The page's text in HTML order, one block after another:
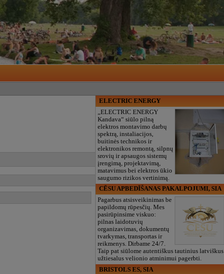
ELECTRIC ENERGY
„ELECTRIC ENERGY
Kandava“ siūlo pilną
elektros montavimo darbų
spektrą, instaliacijos,
buitinės technikos ir
elektronikos remontą, silpnų
srovių ir apsaugos sistemų
įrengimą, projektavimą,
matavimus bei elektros ūkio
saugumo rizikos vertinimą.
CĒSU APBEDĪŠANAS PAKALPOJUMI, SIA
Pagarbus atsisveikinimas be
papildomų rūpesčių. Mes
pasirūpinsime viskuo:
pilnas laidotuvių
organizavimas, dokumentų
tvarkymas, transportas ir
reikmenys. Dirbame 24/7.
Taip pat siūlome autentiškus tautinius latviškus
užtiesalus velionio atminimui pagerbti.
BRISTOLS ES, SIA